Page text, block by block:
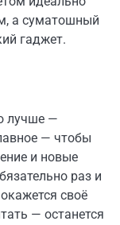
а суматошный
гаджет.
лучше —
— чтобы
и новые
раз и
своё
— останется